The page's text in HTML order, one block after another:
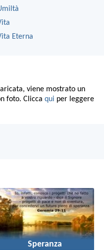
Eterna
viene mostrato un
foto. Clicca qui per leggere
Speranza